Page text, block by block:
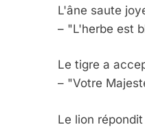
L'âne saute
– "L'herbe est
Le tigre a
– "Votre
Le lion répondit